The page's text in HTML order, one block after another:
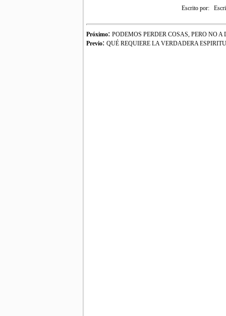
Escrito por:
Próximo: PODEMOS PERDER COSAS, PERO NO A
Previo: QUÉ REQUIERE LA VERDADERA